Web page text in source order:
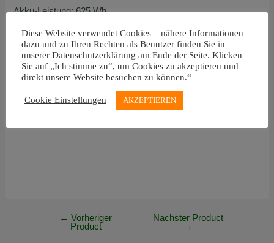
Akku-Leistung: 625 Wh
25kmh
Zulässiges Gesamtgewicht: 140 kg
Auch in Rahmenhöhe 45cm und 55 cm vorrätig
← Vorheriger
Product
Nächster Product
→
Diese Website verwendet Cookies – nähere Informationen
dazu und zu Ihren Rechten als Benutzer finden Sie in
unserer Datenschutzerklärung am Ende der Seite. Klicken
Sie auf „Ich stimme zu“, um Cookies zu akzeptieren und
direkt unsere Website besuchen zu können.“
Cookie Einstellungen AKZEPTIEREN